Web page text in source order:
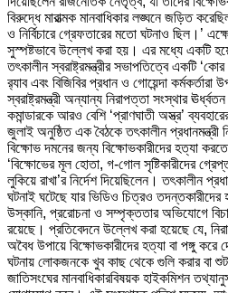
বিরুদ্ধে মারাত্মক মানবাধিকার লঙ্ঘনে জড়িত
ও নির্বিচারে গ্রেফতারের মতো ঘটনাও ছিল।’
সুস্পষ্টভাবে উল্লেখ করা হয়। এর মধ্যে একটি
তৎকালীন স্বরাষ্ট্রমন্ত্রীর সভাপতিত্বে একটি
র্যাব এবং বিজিবির প্রধান ও গোয়েন্দা
স্বরাষ্ট্রমন্ত্রী অন্যান্য নিরাপত্তা সংস্থার
কমান্ডারকে আরও বেশি ‘প্রাণঘাতী অস্ত্র’
জুলাই অনুষ্ঠিত এক বৈঠকে তৎকালীন প্রধানমন্ত্রী
বিক্ষোভ দমনের জন্য বিক্ষোভকারীদের হত্যা
‘বিক্ষোভের মূল হোতা, গ-গোল সৃষ্টিকারীদের
লুকিয়ে রাখা’র নির্দেশ দিয়েছিলেন। তৎকালীন
ঘটনাই ঘটেছে যার ভিডিও চিত্রও তদন্তকারীদের
উস্কানি, প্ররোচনা ও সম্পৃক্ততার অভিযোগে
রয়েছে। প্রতিবেদনে উল্লেখ করা হয়েছে যে,
অবৈধ উপায়ে বিক্ষোভকারীদের হত্যা বা পঙ্গু
ঘটনায় লোকজনকে খুব কাছ থেকে গুলি করার বা
জাতিসংঘের মানবাধিকারবিষয়ক হাইকমিশন